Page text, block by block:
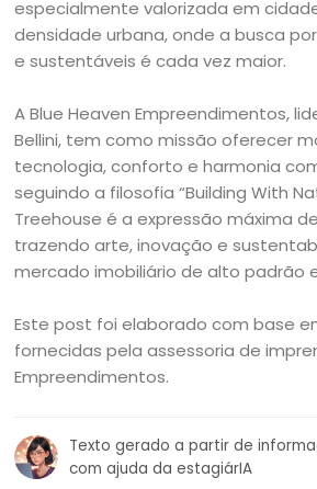
especialmente valorizada em
densidade urbana, onde a busca
e sustentáveis é cada vez maior.
A Blue Heaven Empreendimentos,
Bellini, tem como missão oferecer
tecnologia, conforto e harmonia
seguindo a filosofia “Building With
Treehouse é a expressão máxima
trazendo arte, inovação e
mercado imobiliário de alto padrão
Este post foi elaborado com base
fornecidas pela assessoria de
Empreendimentos.
Texto gerado a partir de
com ajuda da estagiárIA